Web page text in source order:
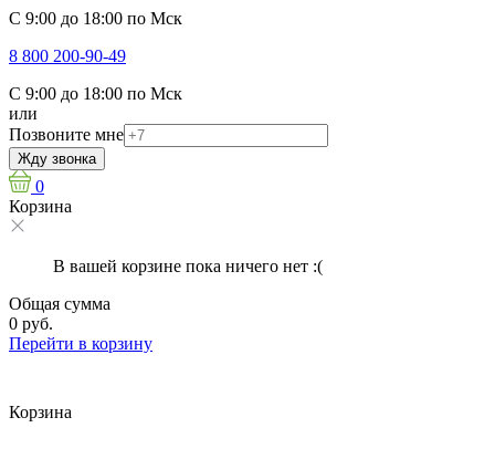
С 9:00 до 18:00 по Мск
8 800 200-90-49
С 9:00 до 18:00 по Мск
или
Позвоните мне
Жду звонка
0
Корзина
В вашей корзине пока ничего нет :(
Общая сумма
0 руб.
Перейти в корзину
Корзина